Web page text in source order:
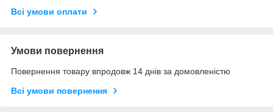
Всі умови оплати
Умови повернення
Повернення товару впродовж 14 днів за домовленістю
Всі умови повернення